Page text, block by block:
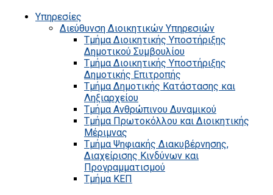
Υπηρεσίες
Διεύθυνση Διοικητικών Υπηρεσιών
Τμήμα Διοικητικής Υποστήριξης
Δημοτικού Συμβουλίου
Τμήμα Διοικητικής Υποστήριξης
Δημοτικής Επιτροπής
Τμήμα Δημοτικής Κατάστασης και
Ληξιαρχείου
Τμήμα Ανθρώπινου Δυναμικού
Τμήμα Πρωτοκόλλου και Διοικητικής
Μέριμνας
Τμήμα Ψηφιακής Διακυβέρνησης,
Διαχείρισης Κινδύνων και
Προγραμματισμού
Τμήμα ΚΕΠ